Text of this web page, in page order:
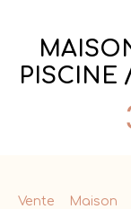
PISCINE
Vente Maison